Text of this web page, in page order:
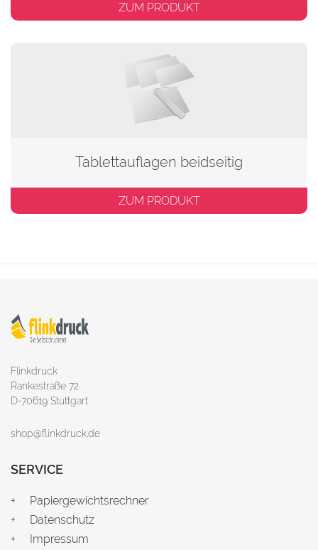
ZUM PRODUKT
Tablettauflagen beidseitig
ZUM PRODUKT
Flinkdruck
Rankestraße 72
D-70619 Stuttgart
shop@flinkdruck.de
SERVICE
Papiergewichtsrechner
Datenschutz
Impressum